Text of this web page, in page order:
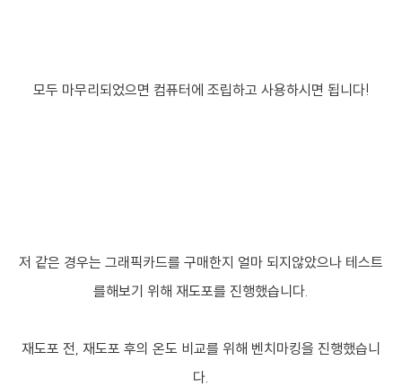
모두 마무리되었으면 컴퓨터에 조립하고 사용하시면 됩니다!
저 같은 경우는 그래픽카드를 구매한지 얼마 되지않았으나 테스트
를해보기 위해 재도포를 진행했습니다.
재도포 전, 재도포 후의 온도 비교를 위해 벤치마킹을 진행했습니
다.